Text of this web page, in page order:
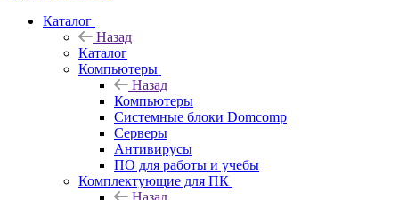
Каталог
Назад
Каталог
Компьютеры
Назад
Компьютеры
Системные блоки Domcomp
Серверы
Антивирусы
ПО для работы и учебы
Комплектующие для ПК
Назад